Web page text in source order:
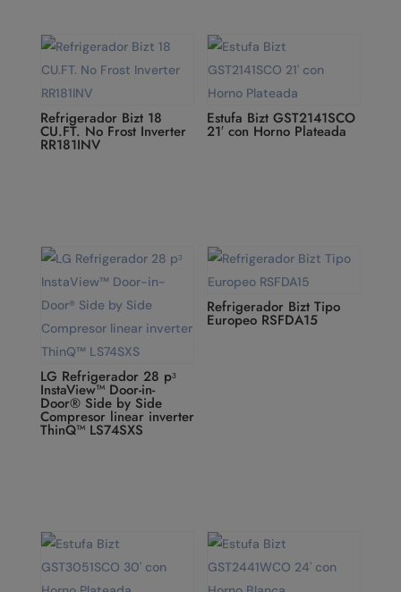
Refrigerador Bizt 18
CU.FT. No Frost Inverter
RR181INV
Estufa Bizt GST2141SCO
21′ con Horno Plateada
LG Refrigerador 28 pᶟ
InstaView™ Door-in-
Door® Side by Side
Compresor linear inverter
ThinQ™ LS74SXS
Refrigerador Bizt Tipo
Europeo RSFDA15